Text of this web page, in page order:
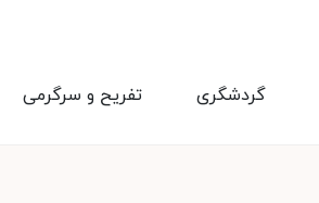
تفریح و سرگرمی گردشگری